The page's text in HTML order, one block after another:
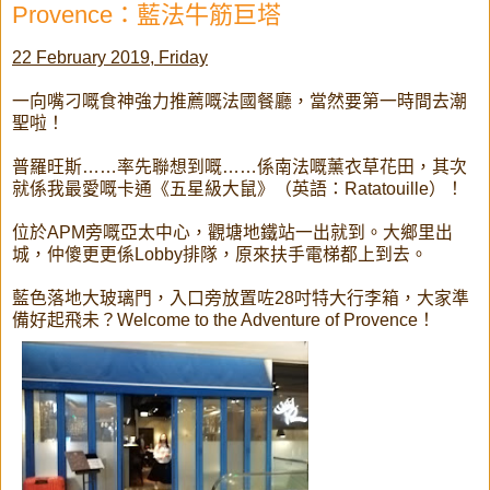
Provence：藍法牛筋巨塔
22 February 2019, Friday
一向嘴刁嘅食神強力推薦嘅法國餐廳，當然要第一時間去潮
聖啦！
普羅旺斯……率先聯想到嘅……係南法嘅薰衣草花田，其次
就係我最愛嘅卡通《五星級大鼠》（英語：Ratatouille）！
位於APM旁嘅亞太中心，觀塘地鐵站一出就到。大鄉里出
城，仲傻更更係Lobby排隊，原來扶手電梯都上到去。
藍色落地大玻璃門，入口旁放置咗28吋特大行李箱，大家準
備好起飛未？Welcome to the Adventure of Provence！